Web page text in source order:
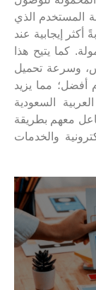
المستخدم الذي
إيجابية عند
كما يتيح هذا
وسرعة تحميل
أفضل؛ مما يزيد
السعودية
معهم بطريقة
والخدمات